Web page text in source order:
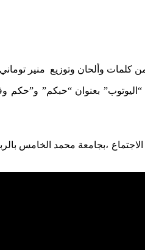
كلمات وألحان وتوزيع منير
بعنوان “حبكم” و”حكم
،بجامعة محمد الخامس